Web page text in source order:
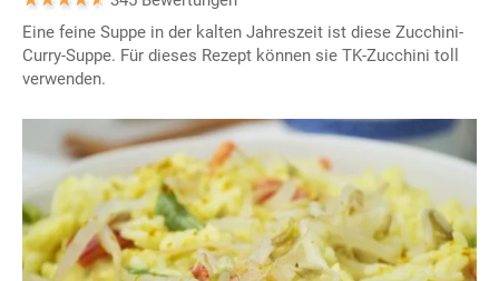
Eine feine Suppe in der kalten Jahreszeit ist diese Zucchini-
Curry-Suppe. Für dieses Rezept können sie TK-Zucchini toll
verwenden.